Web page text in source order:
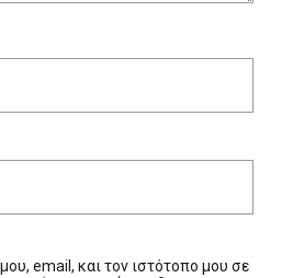
email, και τον ιστότοπο μου σε